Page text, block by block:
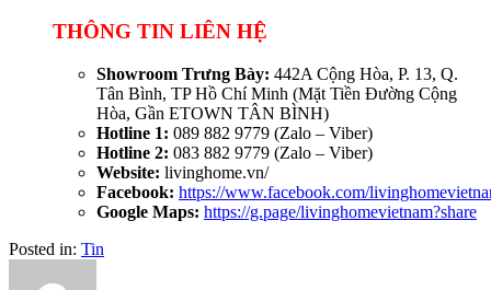
THÔNG TIN LIÊN HỆ
Showroom Trưng Bày: 442A Cộng Hòa, P. 13, Q.
Tân Bình, TP Hồ Chí Minh (Mặt Tiền Đường Cộng
Hòa, Gần ETOWN TÂN BÌNH)
Hotline 1: 089 882 9779 (Zalo – Viber)
Hotline 2: 083 882 9779 (Zalo – Viber)
Website: livinghome.vn/
Facebook: https://www.facebook.com/
Google Maps: https://g.page/livinghomevietnam?share
Posted in: Tin